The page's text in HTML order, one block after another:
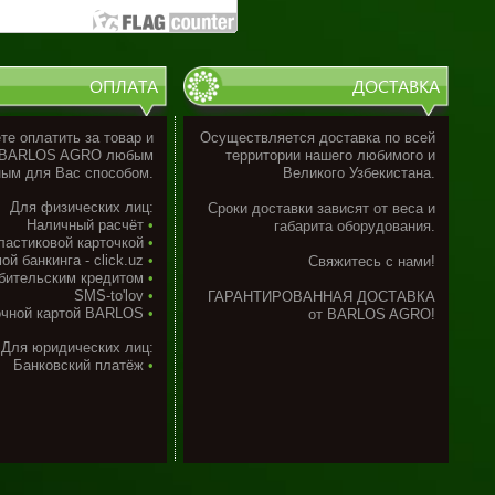
ОПЛАТА
оплатить за товар и
AGRO любым
для Вас способом.
Для физических лиц:
Наличный расчёт •
карточкой •
банкинга - сlick.uz •
кредитом •
SMS-to'lov •
картой BARLOS •
Для юридических лиц:
Банковский платёж •
ДОСТАВКА
Осуществляется доставка по всей
территории нашего любимого и
Великого Узбекистана.
Сроки доставки зависят от веса и
габарита оборудования.
Свяжитесь с нами!
ГАРАНТИРОВАННАЯ ДОСТАВКА
от BARLOS AGRO!